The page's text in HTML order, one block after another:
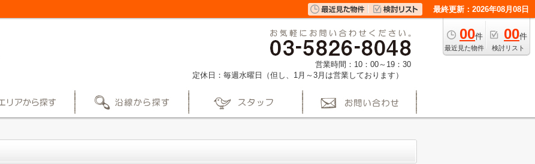
最終更新：2026年08月08日
00件
最近見た物件
00件
検討リスト
営業時間：10：00～19：30
定休日：毎週水曜日（但し、1月～3月は営業しております）